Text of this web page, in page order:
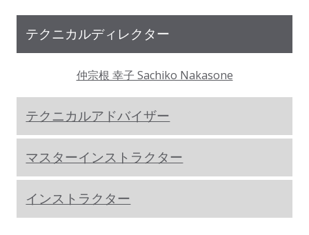
テクニカルディレクター
仲宗根 幸子 Sachiko Nakasone
テクニカルアドバイザー
マスターインストラクター
インストラクター